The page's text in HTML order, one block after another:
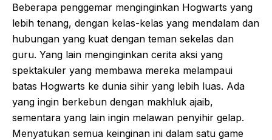
Beberapa penggemar menginginkan Hogwarts yang
lebih tenang, dengan kelas-kelas yang mendalam dan
hubungan yang kuat dengan teman sekelas dan
guru. Yang lain menginginkan cerita aksi yang
spektakuler yang membawa mereka melampaui
batas Hogwarts ke dunia sihir yang lebih luas. Ada
yang ingin berkebun dengan makhluk ajaib,
sementara yang lain ingin melawan penyihir gelap.
Menyatukan semua keinginan ini dalam satu game